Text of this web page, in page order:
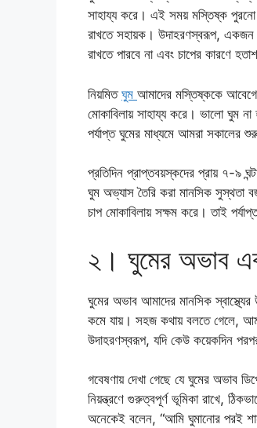
সাহায্য করে। এই সময় মস্তিষ্ক পুরনো
রাখতে সহায়ক। উদাহরণস্বরূপ, একজন
রাখতে পারবে না এবং চাপের কারণে
নিয়মিত ঘুম আমাদের মস্তিষ্ককে
মোকাবিলায় সাহায্য করে। ভালো ঘুম
পর্যাপ্ত ঘুমের মাধ্যমে আমরা সকালের
প্রতিদিন প্রাপ্তবয়স্কদের প্রায় ৭-৯
ঘুম অভ্যাস তৈরি করা মানসিক সুস্থতা
চাপ মোকাবিলায় সক্ষম করে। তাই
২। ঘুমের অভাব
ঘুমের অভাব আমাদের মানসিক
কমে যায়। সহজ কথায় বলতে গেলে,
উদাহরণস্বরূপ, যদি কেউ কয়েকদিন
গবেষণায় দেখা গেছে যে ঘুমের অভাব
নিয়ন্ত্রণে গুরুত্বপূর্ণ ভূমিকা রাখে,
অনেকেই বলেন, “আমি ঘুমানোর পরই